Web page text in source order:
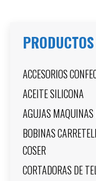
PRODUCTOS
ACCESORIOS
ACEITE SILICONA
AGUJAS MAQUINAS
BOBINAS
COSER
CORTADORAS DE